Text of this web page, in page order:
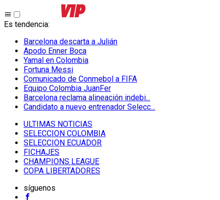
Es tendencia:
Barcelona descarta a Julián
Apodo Enner Boca
Yamal en Colombia
Fortuna Messi
Comunicado de Conmebol a FIFA
Equipo Colombia JuanFer
Barcelona reclama alineación indebi...
Candidato a nuevo entrenador Selecc...
ULTIMAS NOTICIAS
SELECCION COLOMBIA
SELECCION ECUADOR
FICHAJES
CHAMPIONS LEAGUE
COPA LIBERTADORES
síguenos